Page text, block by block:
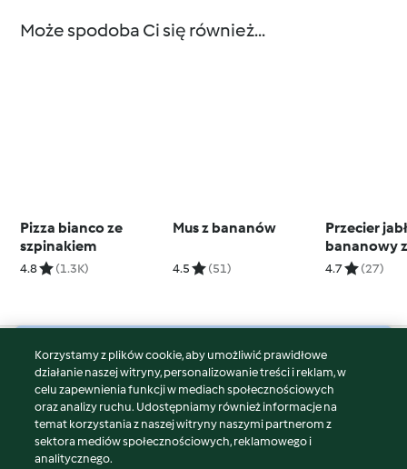
Może spodoba Ci się również...
Pizza bianco ze
szpinakiem
4.8 (1.3K)
Mus z bananów
4.5 (51)
Przecier
bananowy
4.7 (27)
© Copyright 2026
Warunki korzystania
Polityka prywatności
Disclaimer
Znak wydawcy
Korzystamy z plików cookie, aby umożliwić prawidłowe
działanie naszej witryny, personalizowanie treści i reklam, w
celu zapewnienia funkcji w mediach społecznościowych
oraz analizy ruchu. Udostępniamy również informacje na
temat korzystania z naszej witryny naszymi partnerom z
sektora mediów społecznościowych, reklamowego i
analitycznego.